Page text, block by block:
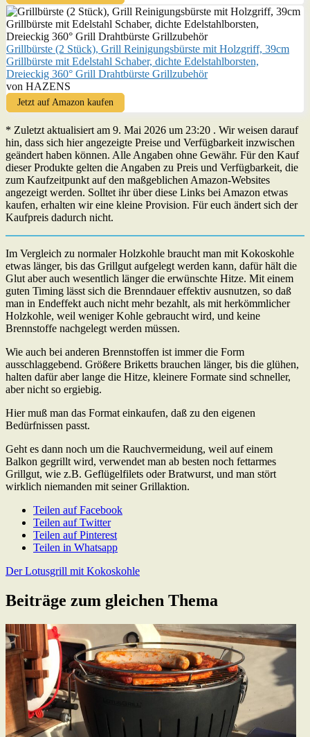
Grillbürste (2 Stück), Grill Reinigungsbürste mit Holzgriff, 39cm
Grillbürste mit Edelstahl Schaber, dichte Edelstahlborsten,
Dreieckig 360° Grill Drahtbürste Grillzubehör
von HAZENS
Jetzt auf Amazon kaufen
* Zuletzt aktualisiert am 9. Mai 2026 um 23:20 . Wir weisen darauf
hin, dass sich hier angezeigte Preise und Verfügbarkeit inzwischen
geändert haben können. Alle Angaben ohne Gewähr. Für den Kauf
dieser Produkte gelten die Angaben zu Preis und Verfügbarkeit, die
zum Kaufzeitpunkt auf den maßgeblichen Amazon-Websites
angezeigt werden. Solltet ihr über diese Links bei Amazon etwas
kaufen, erhalten wir eine kleine Provision. Für euch ändert sich der
Kaufpreis dadurch nicht.
Im Vergleich zu normaler Holzkohle braucht man mit Kokoskohle
etwas länger, bis das Grillgut aufgelegt werden kann, dafür hält die
Glut aber auch wesentlich länger die erwünschte Hitze. Mit einem
guten Timing lässt sich die Brenndauer effektiv ausnutzen, so daß
man in Endeffekt auch nicht mehr bezahlt, als mit herkömmlicher
Holzkohle, weil weniger Kohle gebraucht wird, und keine
Brennstoffe nachgelegt werden müssen.
Wie auch bei anderen Brennstoffen ist immer die Form
ausschlaggebend. Größere Briketts brauchen länger, bis die glühen,
halten dafür aber lange die Hitze, kleinere Formate sind schneller,
aber nicht so ergiebig.
Hier muß man das Format einkaufen, daß zu den eigenen
Bedürfnissen passt.
Geht es dann noch um die Rauchvermeidung, weil auf einem
Balkon gegrillt wird, verwendet man ab besten noch fettarmes
Grillgut, wie z.B. Geflügelfilets oder Bratwurst, und man stört
wirklich niemanden mit seiner Grillaktion.
Teilen auf Facebook
Teilen auf Twitter
Teilen auf Pinterest
Teilen in Whatsapp
Beitragsnavigation
Next
Der Lotusgrill mit Kokoskohle
Beiträge zum gleichen Thema